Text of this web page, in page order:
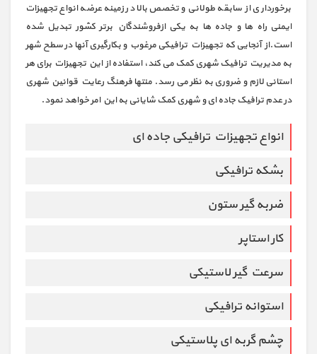
برخورداری از سابقه طولانی و تخصص بالا در زمینه عرضه انواع تجهیزات
ایمنی راه ها و جاده ها به یکی ازفروشندگان برتر کشور تبدیل شده
است.از آنجایی که تجهیزات ترافیکی مرغوب و بکارگیری آنها در سطح شهر
به مدیریت ترافیک شهری کمک می کند، استفاده از این تجهیزات برای هر
استانی لازم و ضروری به نظر می رسد. منتها فرهنگ رعایت قوانین شهری
در عدم ترافیک جاده ای و شهری کمک شایانی به این امر خواهد نمود.
انواع تجهیزات ترافیکی جاده ای
بشکه ترافیکی
ضربه گیر ستون
کار استاپر
سرعت گیر لاستیکی
استوانه ترافیکی
چشم گربه ای پلاستیکی